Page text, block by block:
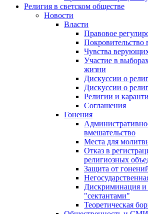
Религия в светском обществе
Новости
Власти
Правовое
Покровительство
Чувства
Участие в
жизни
Дискуссии о
Дискуссии о
Религии и
Соглашения
Гонения
вмешательство
Места для
Отказ в
религиозных
Защита от
Дискриминация и
"сектантами"
Теоретическая